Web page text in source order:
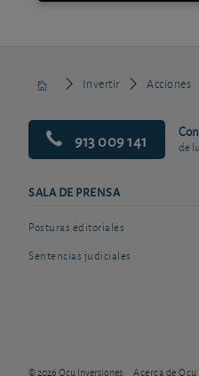
Invertir Acciones
913 009 141 de
SALA DE PRENSA
Posturas editoriales
Sentencias judiciales
© 2026 Ocu Inversiones Acerca de